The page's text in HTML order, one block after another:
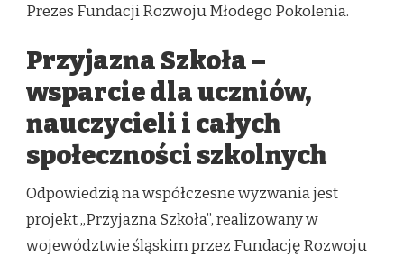
Prezes Fundacji Rozwoju Młodego Pokolenia.
Przyjazna Szkoła –
wsparcie dla uczniów,
nauczycieli i całych
społeczności szkolnych
Odpowiedzią na współczesne wyzwania jest
projekt „Przyjazna Szkoła”, realizowany w
województwie śląskim przez Fundację Rozwoju